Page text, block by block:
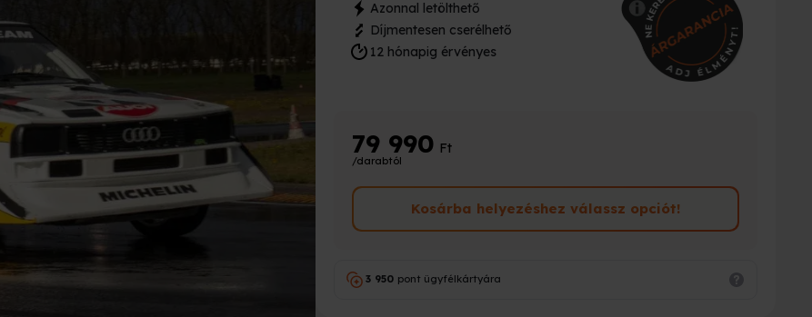
Azonnal letölthető
Díjmentesen cserélhető
12 hónapig érvényes
79 990Ft
/darabtól
Kosárba helyezéshez válassz opciót!
3 950 pont ügyfélkártyára